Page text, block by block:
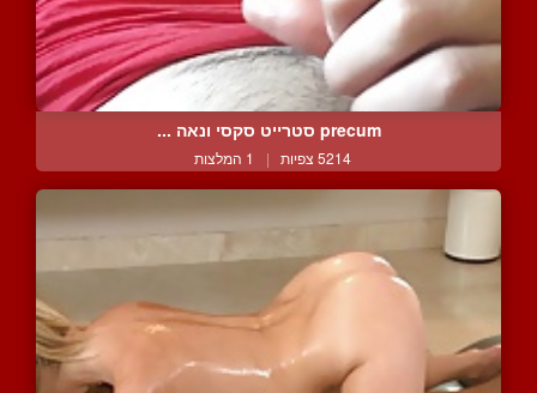
precum סטרייט סקסי ונאה ...
5214 צפיות | 1 המלצות